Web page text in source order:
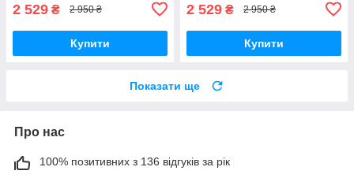
2 529 ₴ 2 950 ₴
Купити
2 529 ₴ 2 950 ₴
Купити
Показати ще
Про нас
100% позитивних з 136 відгуків за рік